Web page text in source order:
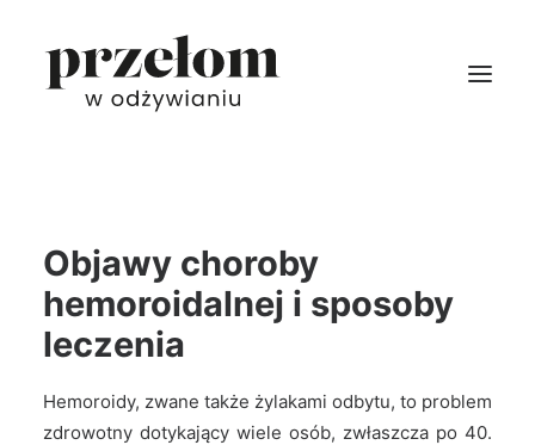
CENNIK
DOSTAWY
PROMOCJE
INFO
Objawy choroby
hemoroidalnej i sposoby
leczenia
Hemoroidy, zwane także żylakami odbytu, to problem
zdrowotny dotykający wiele osób, zwłaszcza po 40.